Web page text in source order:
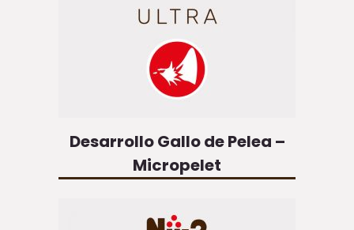
Desarrollo Gallo de Pelea –
Micropelet